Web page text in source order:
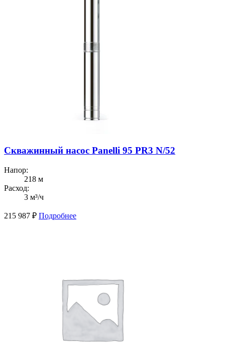
Скважинный насос Panelli 95 PR3 N/52
Напор:
218 м
Расход:
3 м³/ч
215 987 ₽ Подробнее